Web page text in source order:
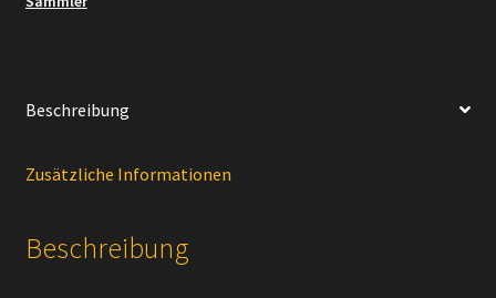
Beschreibung
Zusätzliche Informationen
Beschreibung